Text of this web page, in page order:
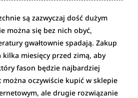
są zazwyczaj dość dużym
można się bez nich obyć,
gwałtownie spadają. Zakup
miesięcy przed zimą, aby
fason będzie najbardziej
oczywiście kupić w sklepie
ale drugie rozwiązanie